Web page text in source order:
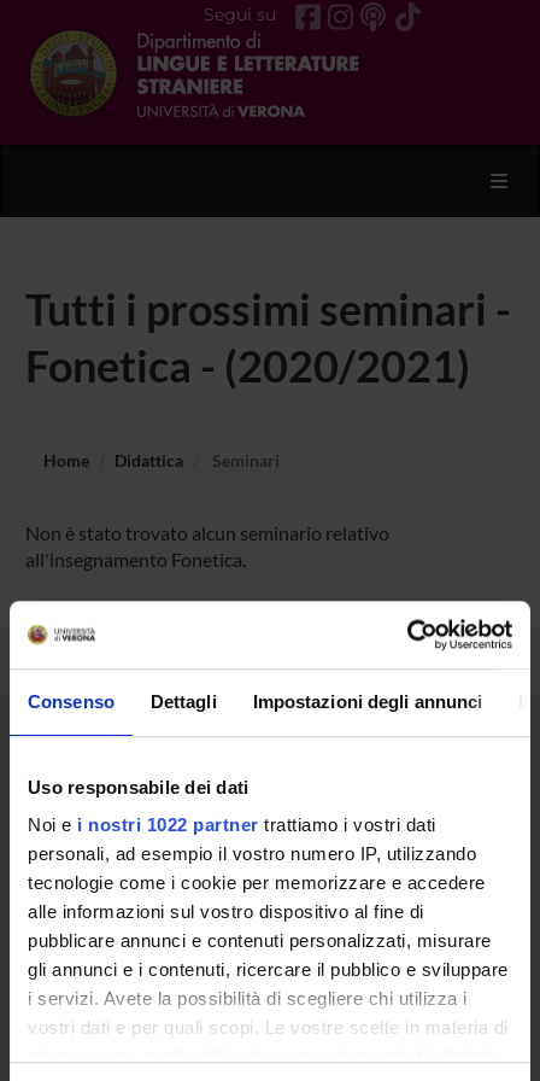
Consenso Dettagli Impostazioni degli annunci
Uso responsabile dei dati
Noi e i nostri 1022 partner trattiamo i vostri dati
personali, ad esempio il vostro numero IP, utilizzando
tecnologie come i cookie per memorizzare e accedere
alle informazioni sul vostro dispositivo al fine di
pubblicare annunci e contenuti personalizzati, misurare
gli annunci e i contenuti, ricercare il pubblico e sviluppare
i servizi. Avete la possibilità di scegliere chi utilizza i
vostri dati e per quali scopi. Le vostre scelte in materia di
Segui su
Tutti i prossimi seminari -
Fonetica - (2020/2021)
Home Didattica Seminari
Non è stato trovato alcun seminario relativo
all'insegnamento Fonetica.
OFFERTA FORMATIVA
SUPERIORE
Contatti
Persone
Luoghi
Calendario